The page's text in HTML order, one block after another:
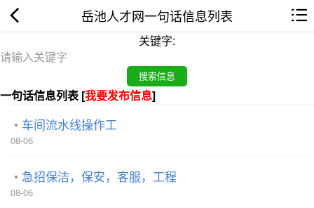
岳池人才网一句话信息列表
关键字:
一句话信息列表 [我要发布信息]
车间流水线操作工
08-06
急招保洁，保安，客服，工程
08-06